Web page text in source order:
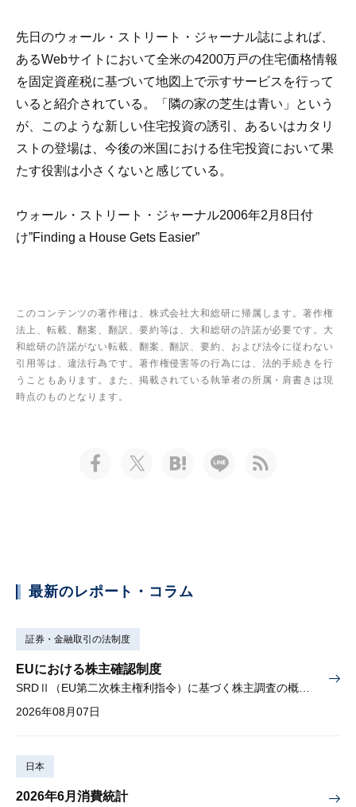
先日のウォール・ストリート・ジャーナル誌によれば、
あるWebサイトにおいて全米の4200万戸の住宅価格情報
を固定資産税に基づいて地図上で示すサービスを行って
いると紹介されている。「隣の家の芝生は青い」という
が、このような新しい住宅投資の誘引、あるいはカタリ
ストの登場は、今後の米国における住宅投資において果
たす役割は小さくないと感じている。
ウォール・ストリート・ジャーナル2006年2月8日付
け”Finding a House Gets Easier”
このコンテンツの著作権は、株式会社大和総研に帰属します。著作権
法上、転載、翻案、翻訳、要約等は、大和総研の許諾が必要です。大
和総研の許諾がない転載、翻案、翻訳、要約、および法令に従わない
引用等は、違法行為です。著作権侵害等の行為には、法的手続きを行
うこともあります。また、掲載されている執筆者の所属・肩書きは現
時点のものとなります。
最新のレポート・コラム
証券・金融取引の法制度
EUにおける株主確認制度
2026年08月07日
日本
2026年6月消費統計